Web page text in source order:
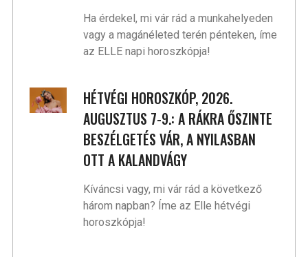
Ha érdekel, mi vár rád a munkahelyeden
vagy a magánéleted terén pénteken, íme
az ELLE napi horoszkópja!
HÉTVÉGI HOROSZKÓP, 2026.
AUGUSZTUS 7-9.: A RÁKRA ŐSZINTE
BESZÉLGETÉS VÁR, A NYILASBAN
OTT A KALANDVÁGY
Kíváncsi vagy, mi vár rád a következő
három napban? Íme az Elle hétvégi
horoszkópja!